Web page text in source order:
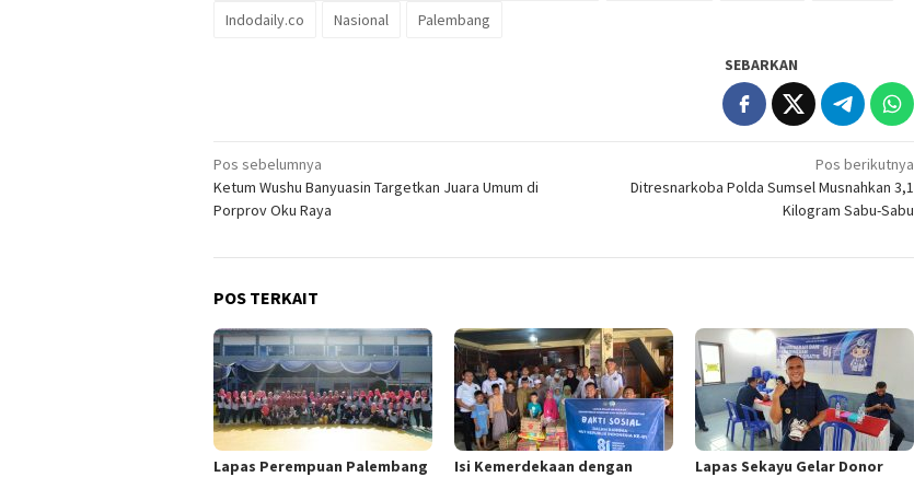
Indodaily.co
Nasional Palembang
SEBARKAN
Navigasi
pos
Pos sebelumnya
Ketum Wushu Banyuasin Targetkan Juara Umum di
Porprov Oku Raya
Pos berikutnya
Ditresnarkoba Polda Sumsel Musnahkan 3,1
Kilogram Sabu-Sabu
POS TERKAIT
Lapas Perempuan Palembang
Isi Kemerdekaan dengan
Lapas Sekayu Gelar Donor